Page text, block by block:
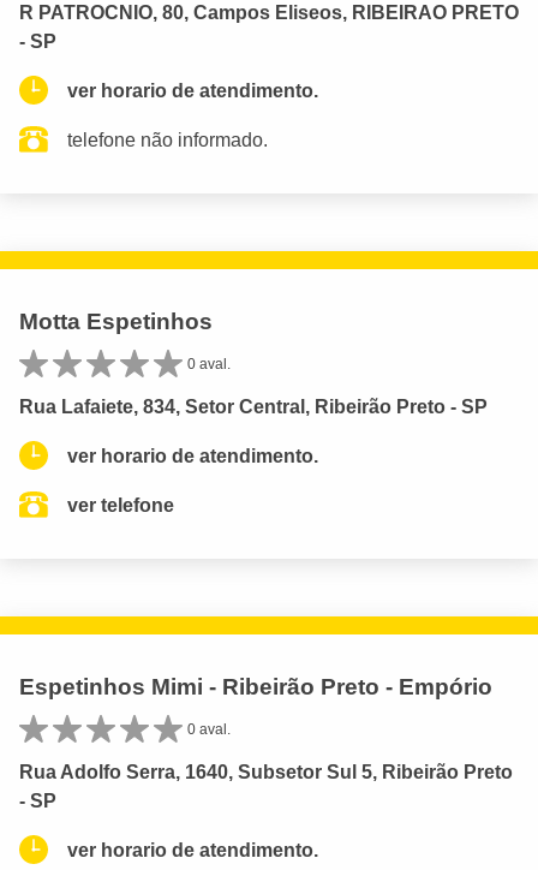
R PATROCNIO, 80, Campos Eliseos, RIBEIRAO PRETO
- SP
ver horario de atendimento.
telefone não informado.
Motta Espetinhos
0 aval.
Rua Lafaiete, 834, Setor Central, Ribeirão Preto - SP
ver horario de atendimento.
ver telefone
Espetinhos Mimi - Ribeirão Preto - Empório
0 aval.
Rua Adolfo Serra, 1640, Subsetor Sul 5, Ribeirão Preto
- SP
ver horario de atendimento.